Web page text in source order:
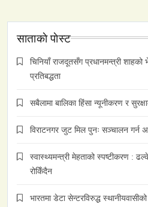
साताकाे पाेस्ट
चिनियाँ राजदूतसँग प्रधानमन्त्री शाहको
प्रतिबद्धता
सबैलामा बालिका हिंसा न्यूनीकरण र
विराटनगर जुट मिल पुनः सञ्चालन गर्न
स्वास्थ्यमन्त्री मेहताको स्पष्टीकरण :
रोकिँदैन
भारतमा डेटा सेन्टरविरुद्ध